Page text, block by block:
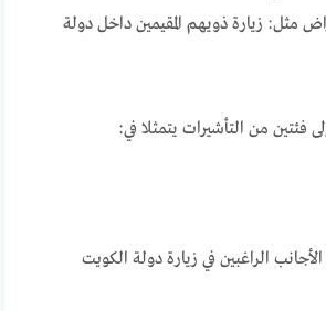
مثل: زيارة ذويهم المقيمين داخل دولة
فئتين من التأشيرات يتمثلا في:
الراغبين في زيارة دولة الكويت